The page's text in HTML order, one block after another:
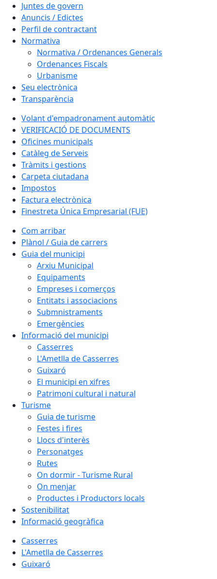
Juntes de govern
Anuncis / Edictes
Perfil de contractant
Normativa
Normativa / Ordenances Generals
Ordenances Fiscals
Urbanisme
Seu electrònica
Transparència
Volant d'empadronament automàtic
VERIFICACIÓ DE DOCUMENTS
Oficines municipals
Catàleg de Serveis
Tràmits i gestions
Carpeta ciutadana
Impostos
Factura electrònica
Finestreta Única Empresarial (FUE)
Com arribar
Plànol / Guia de carrers
Guia del municipi
Arxiu Municipal
Equipaments
Empreses i comerços
Entitats i associacions
Submnistraments
Emergències
Informació del municipi
Casserres
L'Ametlla de Casserres
Guixaró
El municipi en xifres
Patrimoni cultural i natural
Turisme
Guia de turisme
Festes i fires
Llocs d'interès
Personatges
Rutes
On dormir - Turisme Rural
On menjar
Productes i Productors locals
Sostenibilitat
Informació geogràfica
Casserres
L'Ametlla de Casserres
Guixaró